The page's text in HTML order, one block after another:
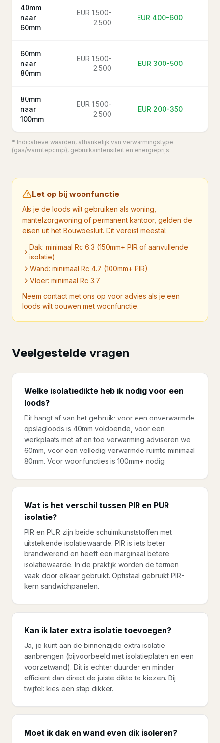
40mm
naar
60mm
EUR 1.500-
2.500
EUR 400-600
60mm
naar
80mm
EUR 1.500-
2.500
EUR 300-500
80mm
naar
100mm
EUR 1.500-
2.500
EUR 200-350
* Indicatieve waarden, afhankelijk van verwarmingstype
(gas/warmtepomp), gebruiksintensiteit en energieprijs.
Let op bij woonfunctie
Als je de loods wilt gebruiken als woning,
mantelzorgwoning of permanent kantoor, gelden de
eisen uit het Bouwbesluit. Dit vereist meestal:
Dak: minimaal Rc 6.3 (150mm+ PIR of aanvullende
isolatie)
Wand: minimaal Rc 4.7 (100mm+ PIR)
Vloer: minimaal Rc 3.7
Neem contact met ons op voor advies als je een
loods wilt bouwen met woonfunctie.
Veelgestelde vragen
Welke isolatiedikte heb ik nodig voor een
loods?
Dit hangt af van het gebruik: voor een onverwarmde
opslagloods is 40mm voldoende, voor een
werkplaats met af en toe verwarming adviseren we
60mm, voor een volledig verwarmde ruimte minimaal
80mm. Voor woonfuncties is 100mm+ nodig.
Wat is het verschil tussen PIR en PUR
isolatie?
PIR en PUR zijn beide schuimkunststoffen met
uitstekende isolatiewaarde. PIR is iets beter
brandwerend en heeft een marginaal betere
isolatiewaarde. In de praktijk worden de termen
vaak door elkaar gebruikt. Optistaal gebruikt PIR-
kern sandwichpanelen.
Kan ik later extra isolatie toevoegen?
Ja, je kunt aan de binnenzijde extra isolatie
aanbrengen (bijvoorbeeld met isolatieplaten en een
voorzetwand). Dit is echter duurder en minder
efficient dan direct de juiste dikte te kiezen. Bij
twijfel: kies een stap dikker.
Moet ik dak en wand even dik isoleren?